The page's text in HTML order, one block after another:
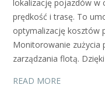
lokalizację pojazdów w
prędkość i trasę. To
optymalizację kosztów
Monitorowanie zużycia
zarządzania flotą.
READ MORE